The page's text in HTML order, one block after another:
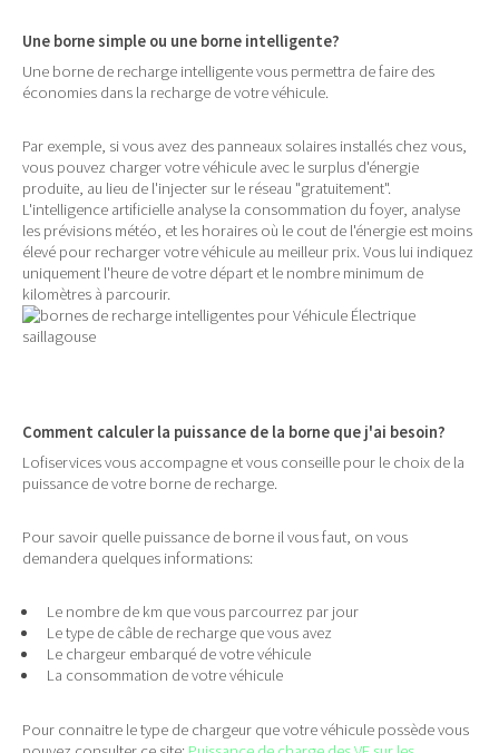
Une borne simple ou une borne intelligente?
Une borne de recharge intelligente vous permettra de faire des
économies dans la recharge de votre véhicule.
Par exemple, si vous avez des panneaux solaires installés chez vous,
vous pouvez charger votre véhicule avec le surplus d'énergie
produite, au lieu de l'injecter sur le réseau "gratuitement".
L'intelligence artificielle analyse la consommation du foyer, analyse
les prévisions météo, et les horaires où le cout de l'énergie est moins
élevé pour recharger votre véhicule au meilleur prix. Vous lui indiquez
uniquement l'heure de votre départ et le nombre minimum de
kilomètres à parcourir.
Comment calculer la puissance de la borne que j'ai besoin?
Lofiservices vous accompagne et vous conseille pour le choix de la
puissance de votre borne de recharge.
Pour savoir quelle puissance de borne il vous faut, on vous
demandera quelques informations:
Le nombre de km que vous parcourrez par jour
Le type de câble de recharge que vous avez
Le chargeur embarqué de votre véhicule
La consommation de votre véhicule
Pour connaitre le type de chargeur que votre véhicule possède vous